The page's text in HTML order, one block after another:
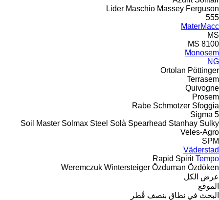
Lider Maschio Massey Ferguson
555
MaterMacc
MS
MS 8100
Monosem
NG
Ortolan Pöttinger
Terrasem
Quivogne
Prosem
Rabe Schmotzer Sfoggia
Sigma 5
Soil Master Solmax Steel Solà Spearhead Stanhay Sulky
Veles-Agro
SPM
Väderstad
Rapid Spirit Tempo
Weremczuk Wintersteiger Özduman Özdöken
عرض الكل
الموقع
البحث في نطاق بنصف قُطر